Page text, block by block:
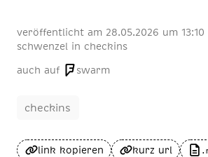
veröffentlicht am 28.05.2026 um
schwenzel in checkins
auch auf swarm
checkins
link kopieren kurz url